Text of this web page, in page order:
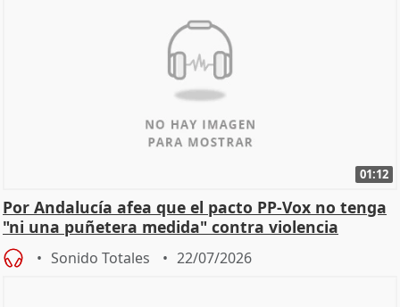
01:12
Por Andalucía afea que el pacto PP-Vox no tenga
"ni una puñetera medida" contra violencia
machista
Sonido Totales 22/07/2026